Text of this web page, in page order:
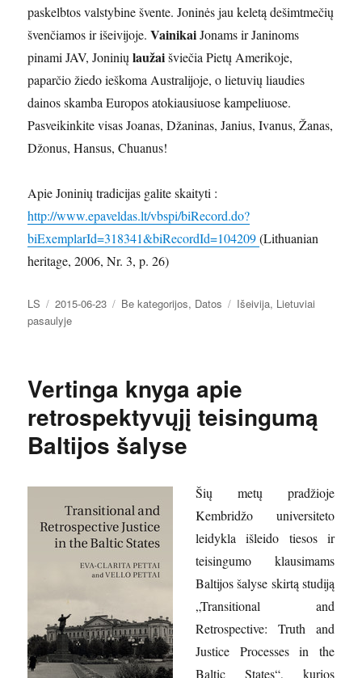
paskelbtos valstybine švente. Joninės jau keletą dešimtmečių
švenčiamos ir išeivijoje.VainikaiJonams ir Janinoms
pinami JAV, Joniniųlaužaišviečia Pietų Amerikoje,
paparčio žiedo ieškoma Australijoje, o lietuvių liaudies
dainos skamba Europos atokiausiuose kampeliuose.
Pasveikinkite visas Joanas, Džaninas, Janius, Ivanus, Žanas,
Džonus, Hansus, Chuanus!
Apie Joninių tradicijas galite skaityti :
http://www.epaveldas.lt/vbspi/biRecord.do?
biExemplarId=318341&biRecordId=104209(Lithuanian
heritage, 2006, Nr. 3, p. 26)
Autorius
LS Paskelbta
2015-06-23 Kategorijos
Be kategorijos, Datos Žymos
Išeivija, Lietuviai
pasaulyje
Vertinga knyga apie
retrospektyvųjį teisingumą
Baltijos šalyse
Šių metų pradžioje
Kembridžo universiteto
leidykla išleido tiesos ir
teisingumo klausimams
Baltijos šalyse skirtą studiją
„Transitional and
Retrospective: Truth and
Justice Processes in the
Baltic States“, kurios